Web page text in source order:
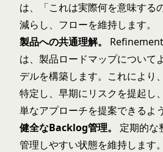
は、「これは実際何を意味する
減らし、フローを維持します。
製品への共通理解。
は、製品ロードマップについて
デルを構築します。これにより
特定し、早期にリスクを提起し
単なアプローチを提案できるよ
健全なBacklog管理。
定期的な
管理しやすい状態を維持します